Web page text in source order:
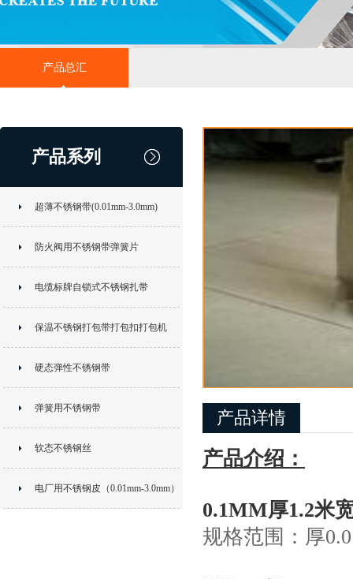
产品总汇
产品系列
超薄不锈钢带(0.01mm-3.0mm)
防火阀用不锈钢带弹簧片
电缆标牌自锁式不锈钢扎带
保温不锈钢打包带打包扣打包机
硬态弹性不锈钢带
弹簧用不锈钢带
软态不锈钢丝
电厂用不锈钢皮（0.01mm-3.0mm）
产品详情
产品介绍：
0.1MM厚1.2米
规格范围：厚